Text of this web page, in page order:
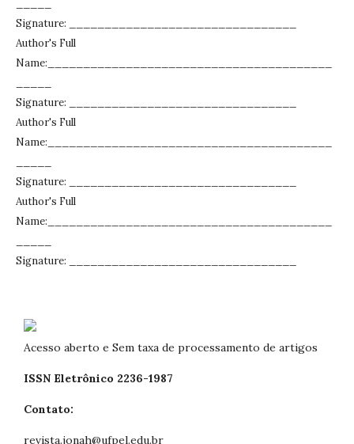
Signature: ________________________________
Author's Full
Name:________________________________________
Signature: ________________________________
Author's Full
Name:________________________________________
Signature: ________________________________
Author's Full
Name:________________________________________
Signature: ________________________________
Acesso aberto e Sem taxa de processamento de artigos
ISSN Eletrônico 2236-1987
Contato:
revista.jonah@ufpel.edu.br